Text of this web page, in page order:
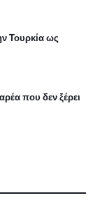
Τουρκία ως
που δεν ξέρει